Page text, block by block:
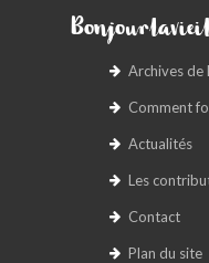
Archives de
Comment
Actualités
Les
Contact
Plan du site